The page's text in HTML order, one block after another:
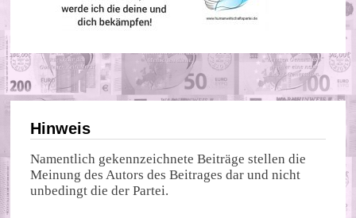
Hinweis
Namentlich gekennzeichnete Beiträge stellen die
Meinung des Autors des Beitrages dar und nicht
unbedingt die der Partei.